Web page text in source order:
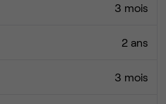
3 mois
2 ans
3 mois